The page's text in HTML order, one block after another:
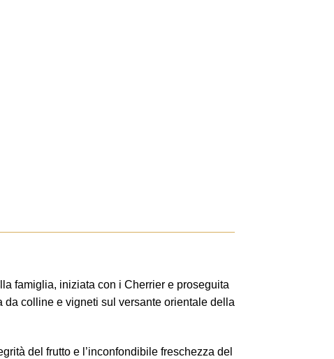
famiglia, iniziata con i Cherrier e proseguita
colline e vigneti sul versante orientale della
del frutto e l’inconfondibile freschezza del